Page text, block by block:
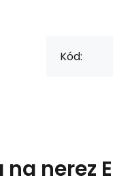
Kód:
nerez